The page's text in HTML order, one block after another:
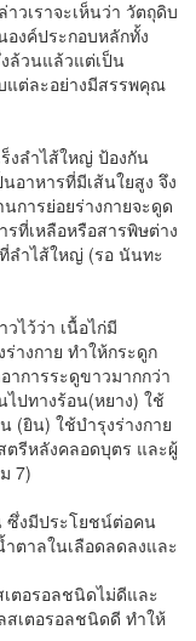
เราจะเห็นว่า วัตถุดิบ
งค์ประกอบหลักทั้ง
ล้วนแล้วแต่เป็น
แต่ละอย่างมีสรรพคุณ
ลำไส้ใหญ่ ป้องกัน
อาหารที่มีเส้นใยสูง จึง
การย่อยร่างกายจะดูด
ที่เหลือหรือสารพิษต่าง
ลำไส้ใหญ่ (รอ นันทะ
ว้ว่า เนื้อไก่มี
างกาย ทำให้กระดูก
าการระดูขาวมากกว่า
ปทางร้อน(หยาง) ใช้
(ยิน) ใช้บำรุงร่างกาย
ตรีหลังคลอดบุตร และผู้
7)
งมีประโยชน์ต่อคน
ตาลในเลือดลดลงและ
อรอลชนิดไม่ดีและ
สเตอรอลชนิดดี ทำให้